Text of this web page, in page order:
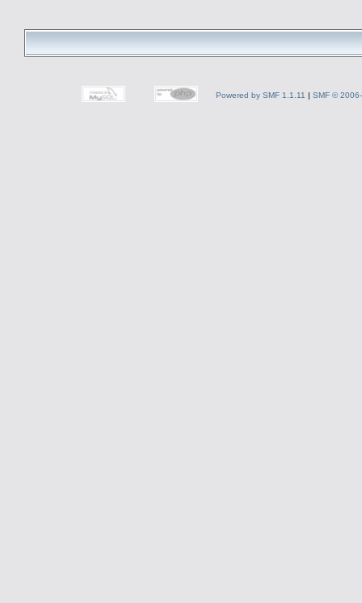
Powered by SMF 1.1.11 | SMF ©